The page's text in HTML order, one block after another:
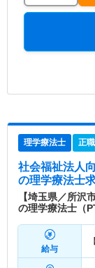
理学療法士 正
社会福祉法人
の理学療法士
【埼玉県／所沢
の理学療法士（
給与